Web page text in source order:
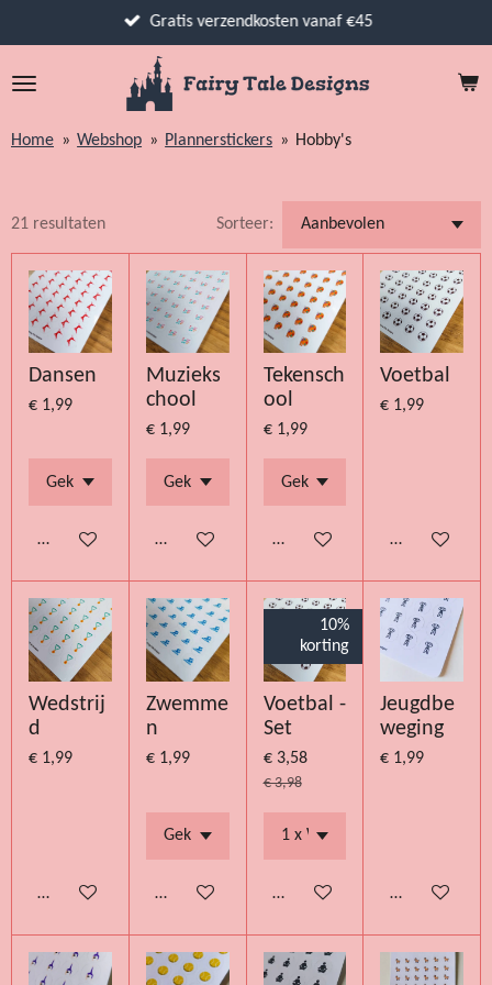
direct
naar
hoofdinhoud
Gratis verzendkosten vanaf €45
Home » Webshop » Plannerstickers » Hobby's
21 resultaten Sorteer:
Dansen
€ 1,99
Bekijk details
Muzieks
chool
€ 1,99
Bekijk details
Tekensch
ool
€ 1,99
Bekijk details
Voetbal
€ 1,99
Bekijk details
Wedstrij
d
€ 1,99
Bekijk details
Zwemme
n
€ 1,99
Bekijk details
10%
korting
Voetbal -
Set
€ 3,58
€ 3,98
Bekijk details
Jeugdbe
weging
€ 1,99
Bekijk details